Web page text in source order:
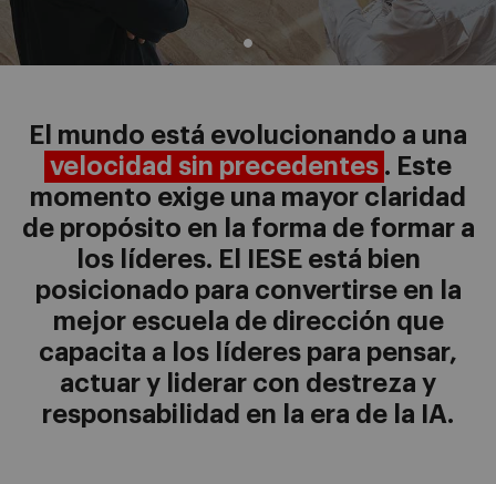
El mundo está evolucionando a una
velocidad sin precedentes . Este
momento exige una mayor claridad
de propósito en la forma de formar a
los líderes. El IESE está bien
posicionado para convertirse en la
mejor escuela de dirección que
capacita a los líderes para pensar,
actuar y liderar con destreza y
responsabilidad en la era de la IA.